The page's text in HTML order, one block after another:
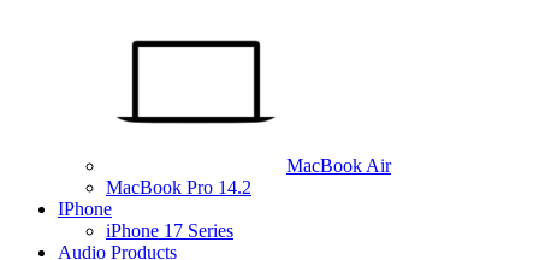
MacBook Air
MacBook Pro 14.2
IPhone
iPhone 17 Series
Audio Products